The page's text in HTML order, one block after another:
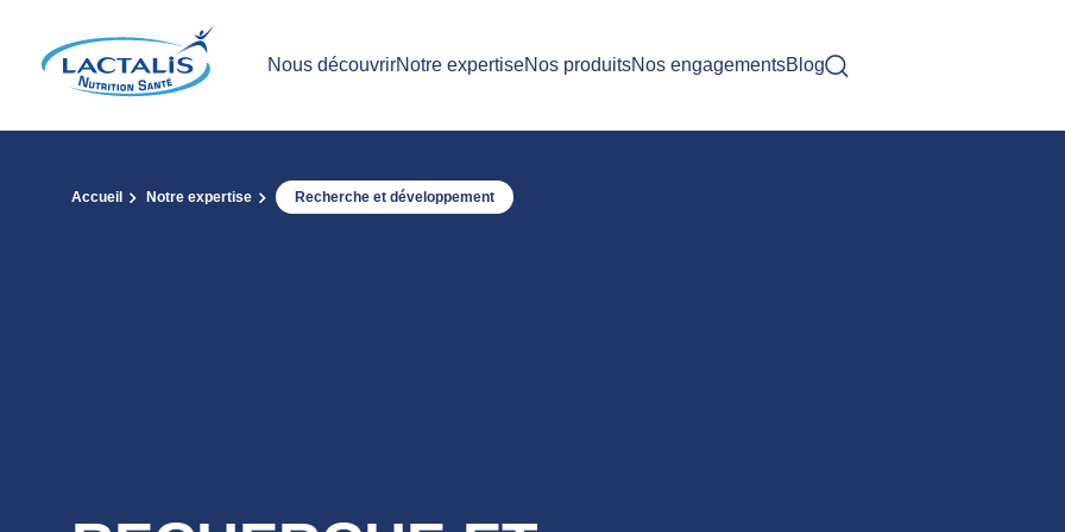
Nous découvrirNotre expertiseNos produitsNos engagementsBlog
Accueil Notre expertise Recherche et développement